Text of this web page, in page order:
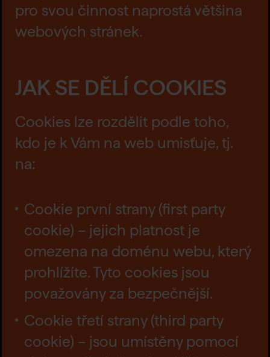
pro svou činnost naprostá většina
webových stránek.
JAK SE DĚLÍ COOKIES
Cookies lze rozdělit podle toho,
kdo je k Vám na web umisťuje, tj.
na:
Cookie první strany (first party
cookie) – jejich platnost je
omezena na doménu webu, který
prohlížíte. Tyto cookies jsou
považovány za bezpečnější.
Cookie třetí strany (third party
cookie) – jsou umístěny pomocí